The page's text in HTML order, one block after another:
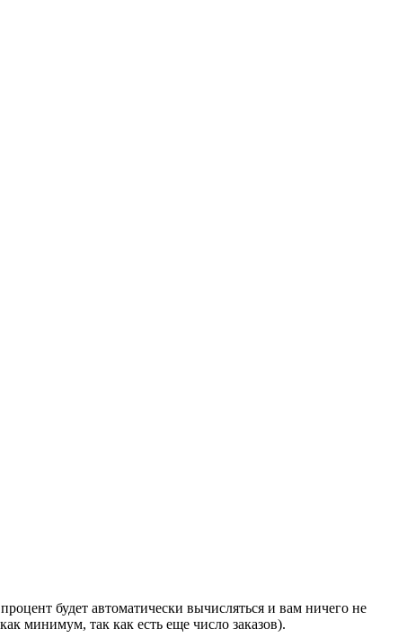
будет автоматически вычисляться и вам ничего не
минимум, так как есть еще число заказов).